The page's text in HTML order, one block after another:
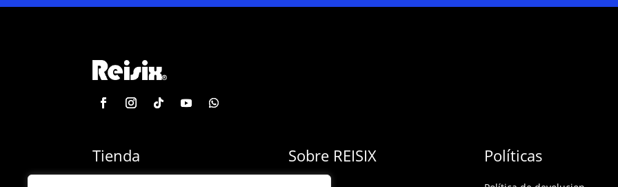
Tienda Sobre REISIX Políticas